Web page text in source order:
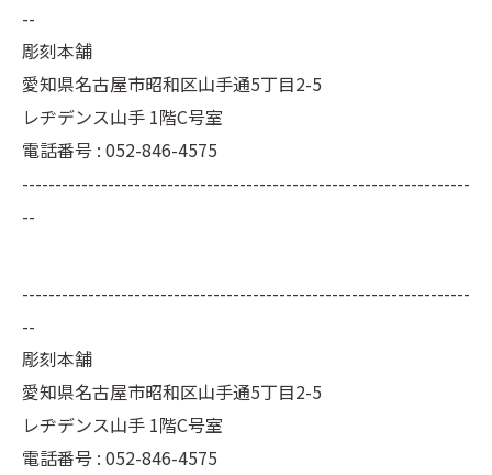
--
彫刻本舗
愛知県名古屋市昭和区山手通5丁目2-5
レヂデンス山手 1階C号室
電話番号 : 052-846-4575
--------------------------------------------------------------------
--
--------------------------------------------------------------------
--
彫刻本舗
愛知県名古屋市昭和区山手通5丁目2-5
レヂデンス山手 1階C号室
電話番号 : 052-846-4575